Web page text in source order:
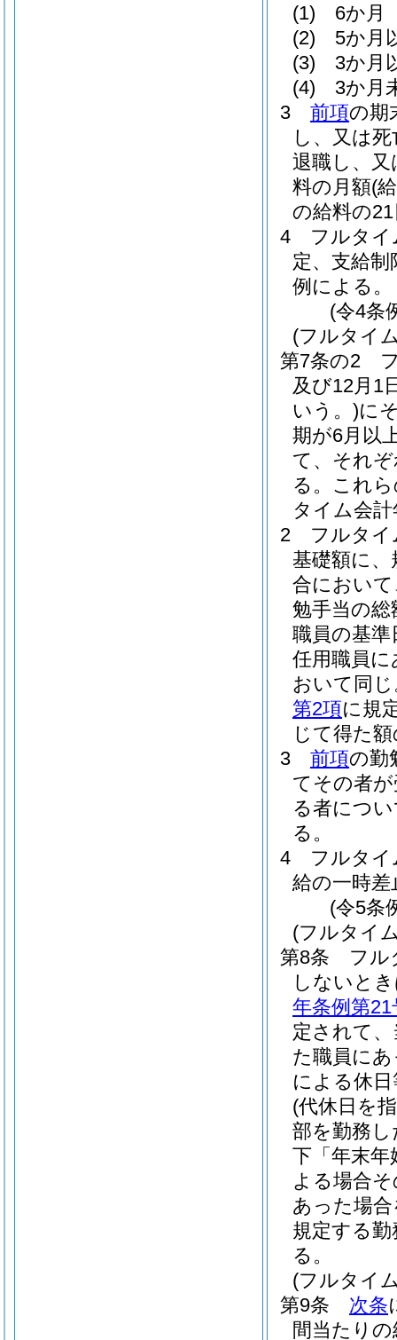
(1)
6か月
(2)
5か月
(3)
3か月
(4)
3か月
3
前項の期
し、又は
退職し、
料の月額(
の給料の
4
フルタイ
定、支給
例による。
(令4条
(フルタイ
第7条の2
及び12月1
いう。)に
期が6月以
て、それ
る。 これ
タイム会
2
フルタイ
基礎額に
合におい
勉手当の
職員の基準
任用職員
おいて同じ
第2項に規
じて得た
3
前項の勤
てその者
る者につ
る。
4
フルタイ
給の一時
(令5条
(フルタイ
第8条
フル
しないと
年条例第21
定されて
た職員に
による休
(代休日を
部を勤務
下「年末年
よる場合
あった場
規定する
る。
(フルタイ
第9条
次条
間当たり